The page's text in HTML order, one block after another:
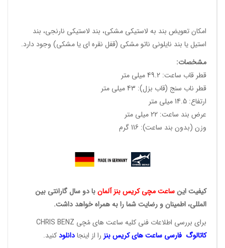
امکان تعویض بند به لاستیکی مشکی، بند لاستیکی نارنجی، بند
استیل یا بند نایلونی ناتو مشکی (قفل نقره ای یا مشکی) وجود دارد.
مشخصات:
قطر قاب ساعت: 49.2 میلی متر
قطر ناب سنج (قاب بزل): 43 میلی متر
ارتفاع: 14.5 میلی متر
عرض بند ساعت: 22 میلی متر
وزن (بدون بند ساعت): 116 گرم
کیفیت اینساعت مچی کریسبنز آلمانبا دو سال گارانتی بین
المللی، اطمینان و رضایت شما را به همراه خواهد داشت.
برای بررسی اطلاعات فنی کلیه ساعت های مُچی CHRIS BENZ
کاتالوگ فارسی ساعت هایکریس بنز را از اینجادانلودکنید.